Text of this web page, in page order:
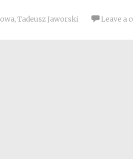
, Tadeusz Jaworski Leave a